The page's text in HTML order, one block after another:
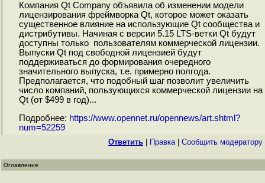
Компания Qt Company объявила об изменении модели
лицензирования фреймворка Qt, которое может оказать
существенное влияние на использующие Qt сообщества и
дистрибутивы. Начиная с версии 5.15 LTS-ветки Qt будут
доступны только пользователям коммерческой лицензии.
Выпуски Qt под свободной лицензией будут
поддерживаться до формирования очередного
значительного выпуска, т.е. примерно полгода.
Предполагается, что подобный шаг позволит увеличить
число компаний, пользующихся коммерческой лицензии на
Qt (от $499 в год)...
Подробнее: https://www.opennet.ru/opennews/art.shtml?
num=52259
Ответить Правка| Cообщить модератору
Оглавление